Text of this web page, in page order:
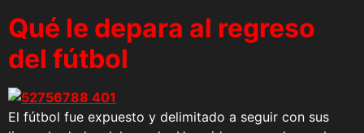
Qué le depara al regreso
del fútbol
El fútbol fue expuesto y delimitado a seguir con sus